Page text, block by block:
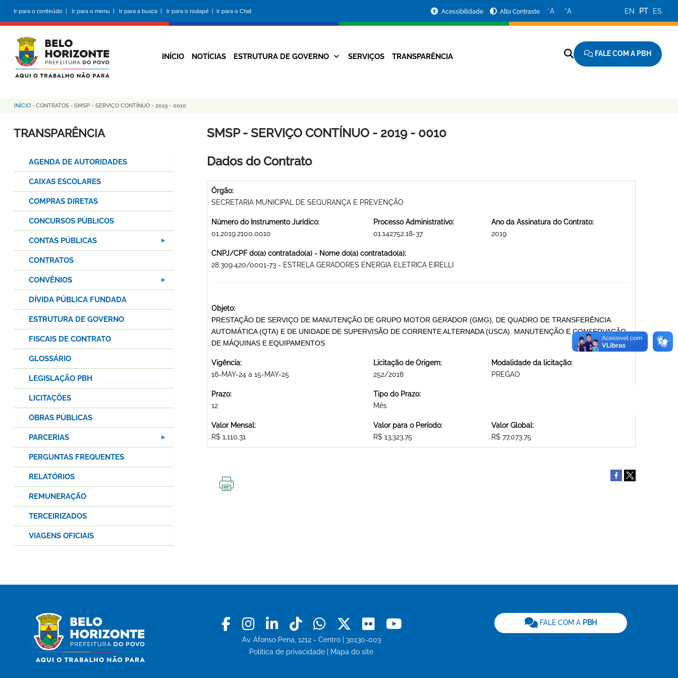
conteúdo
principal
Ir para o conteúdo | Ir para o menu | Ir para a busca | Ir para o rodapé | Ir para o Chat
da
Prefeitura
Acessibilidade Alto Contraste −A +A EN PT ES
Navegação
INÍCIO NOTÍCIAS ESTRUTURA DE GOVERNO SERVIÇOS TRANSPARÊNCIA FALE COM A PBH
Trilha
de
INÍCIO - CONTRATOS - SMSP - SERVIÇO CONTÍNUO - 2019 - 0010
SMSP - SERVIÇO CONTÍNUO - 2019 - 0010
Dados do Contrato
Órgão:
SECRETARIA MUNICIPAL DE SEGURANÇA E PREVENÇÃO
Número do Instrumento Jurídico:
01.2019.2100.0010
Processo Administrativo:
01.142752.18-37
Ano da Assinatura do Contrato:
2019
CNPJ/CPF do(a) contratado(a) - Nome do(a) contratado(a):
28.309.420/0001-73 - ESTRELA GERADORES ENERGIA ELETRICA EIRELLI
Objeto:
PRESTAÇÃO DE SERVIÇO DE MANUTENÇÃO DE GRUPO MOTOR GERADOR (GMG), DE QUADRO DE TRANSFERÊNCIA
AUTOMÁTICA (QTA) E DE UNIDADE DE SUPERVISÃO DE CORRENTE ALTERNADA (USCA). MANUTENÇÃO E CONSERVAÇÃO
DE MÁQUINAS E EQUIPAMENTOS
Vigência:
16-MAY-24 a 15-MAY-25
Licitação de Origem:
252/2018
Modalidade da licitação:
PREGAO
Prazo:
12
Tipo do Prazo:
Mês
Valor Mensal:
R$ 1,110.31
Valor para o Período:
R$ 13,323.75
Valor Global:
R$ 77,073.75
TRANSPARÊNCIA
AGENDA DE AUTORIDADES
CAIXAS ESCOLARES
COMPRAS DIRETAS
CONCURSOS PÚBLICOS
CONTAS PÚBLICAS
CONTRATOS
CONVÊNIOS
DÍVIDA PÚBLICA FUNDADA
ESTRUTURA DE GOVERNO
FISCAIS DE CONTRATO
GLOSSÁRIO
LEGISLAÇÃO PBH
LICITAÇÕES
OBRAS PÚBLICAS
PARCERIAS
PERGUNTAS FREQUENTES
RELATÓRIOS
REMUNERAÇÃO
TERCEIRIZADOS
VIAGENS OFICIAIS
Facebook
Instagram
LinkedinTiktokWhatsapp
X Flickr
Av. Afonso Pena, 1212 - Centro | 30130-003
Política de privacidade
Mapa do site
FALE COM A PBH